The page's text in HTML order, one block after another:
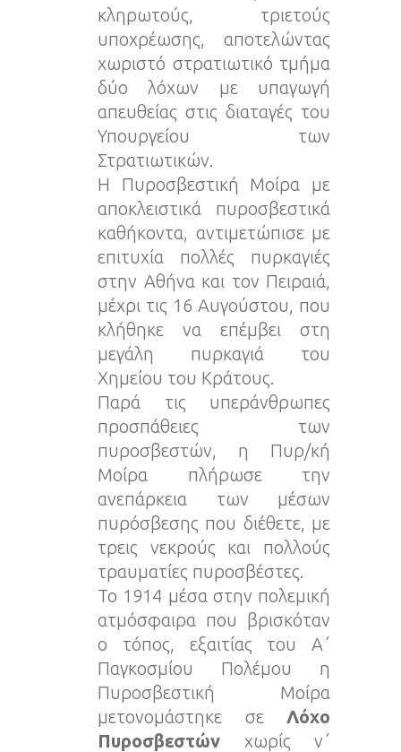
κληρωτούς, τριετούς
υποχρέωσης, αποτελώντας
χωριστό στρατιωτικό τμήμα
δύο λόχων με υπαγωγή
απευθείας στις διαταγές του
Υπουργείου των
Στρατιωτικών.
Η Πυροσβεστική Μοίρα με
αποκλειστικά πυροσβεστικά
καθήκοντα, αντιμετώπισε με
επιτυχία πολλές πυρκαγιές
στην Αθήνα και τον Πειραιά,
μέχρι τις 16 Αυγούστου, που
κλήθηκε να επέμβει στη
μεγάλη πυρκαγιά του
Χημείου του Κράτους.
Παρά τις υπεράνθρωπες
προσπάθειες των
πυροσβεστών, η Πυρ/κή
Μοίρα πλήρωσε την
ανεπάρκεια των μέσων
πυρόσβεσης που διέθετε, με
τρεις νεκρούς και πολλούς
τραυματίες πυροσβέστες.
Το 1914 μέσα στην πολεμική
ατμόσφαιρα που βρισκόταν
ο τόπος, εξαιτίας του Α΄
Παγκοσμίου Πολέμου η
Πυροσβεστική Μοίρα
μετονομάστηκε σε Λόχο
Πυροσβεστών χωρίς ν΄